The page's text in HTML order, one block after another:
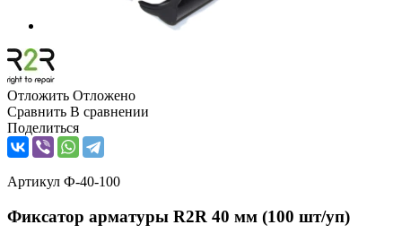
Отложить Отложено
Сравнить В сравнении
Поделиться
Артикул Ф-40-100
Фиксатор арматуры R2R 40 мм (100 шт/уп)